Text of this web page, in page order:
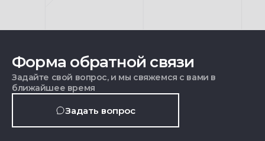
Форма обратной связи
Задайте свой вопрос, и мы свяжемся с вами в
ближайшее время
Задать вопрос